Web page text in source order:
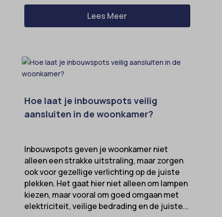
Lees Meer
Hoe laat je inbouwspots veilig
aansluiten in de woonkamer?
Inbouwspots geven je woonkamer niet
alleen een strakke uitstraling, maar zorgen
ook voor gezellige verlichting op de juiste
plekken. Het gaat hier niet alleen om lampen
kiezen, maar vooral om goed omgaan met
elektriciteit, veilige bedrading en de juiste...